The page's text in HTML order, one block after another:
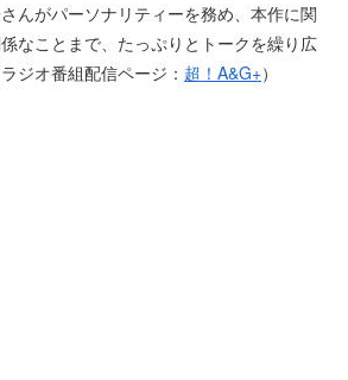
んがパーソナリティーを務め、本作に関
なことまで、たっぷりとトークを繰り広
ジオ番組配信ページ： 超！A&G+）